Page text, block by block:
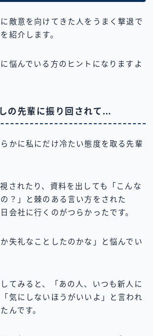
敵意を向けてきた人をうまく撃退で
紹介します。
悩んでいる方のヒントになりますよ
の先輩に振り回されて…
かに私にだけ冷たい態度を取る先輩
されたり、資料を出しても「こんな
？」と棘のある言い方をされた
会社に行くのがつらかったです。
失礼なことしたのかな」と悩んでい
てみると、「あの人、いつも新人に
気にしないほうがいいよ」と言われ
んです。